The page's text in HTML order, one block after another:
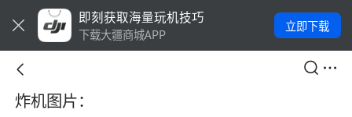
即刻获取海量玩机技巧
下载大疆商城APP
立即下载
炸机图片：